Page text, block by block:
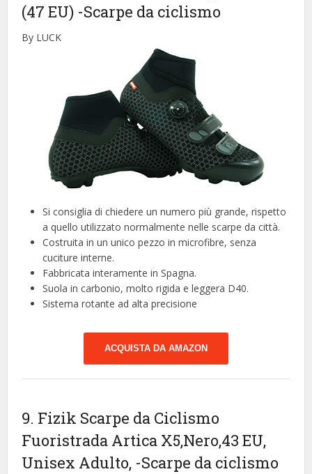
(47 EU) -Scarpe da ciclismo
By LUCK
Si consiglia di chiedere un numero più grande, rispetto
a quello utilizzato normalmente nelle scarpe da città.
Costruita in un unico pezzo in microfibre, senza
cuciture interne.
Fabbricata interamente in Spagna.
Suola in carbonio, molto rigida e leggera D40.
Sistema rotante ad alta precisione
ACQUISTA DA AMAZON
9. Fizik Scarpe da Ciclismo
Fuoristrada Artica X5,Nero,43 EU,
Unisex Adulto, -Scarpe da ciclismo